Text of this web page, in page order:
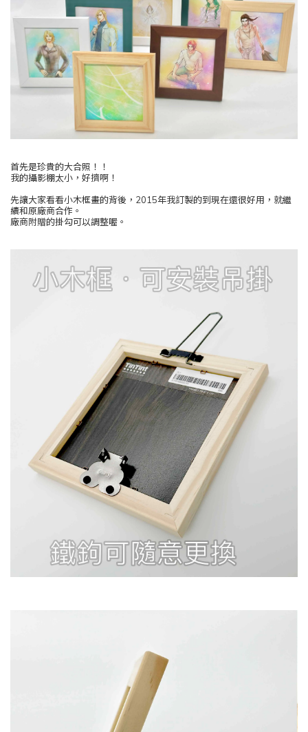
首先是珍貴的大合照！！
我的攝影棚太小，好擠啊！
先讓大家看看小木框畫的背後，2015年我訂製的到現在還很好用，就繼
續和原廠商合作。
廠商附贈的掛勾可以調整喔。